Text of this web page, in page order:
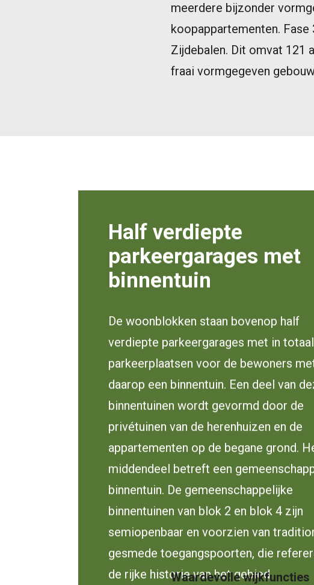
meerdere bijzonder
koopappartementen.
Zijdebalen. Dit omvat 121
fraai vormgegeven
Half verdiepte
parkeergarages met
binnentuin
De woonblokken staan bovenop half
verdiepte parkeergarages met in
parkeerplaatsen voor de bewoners
daarop een binnentuin. Een deel van
binnentuinen wordt gevormd door de
privétuinen van de herenhuizen en de
appartementen op de begane grond.
middendeel betreft een
binnentuin. De gemeenschappelijke
binnentuinen van blok 2 en blok 4 zijn
semiopenbaar en voorzien van
gesmede toegangspoorten, die
de rijke historie van het gebied.
Waardevolle wijkfuncties